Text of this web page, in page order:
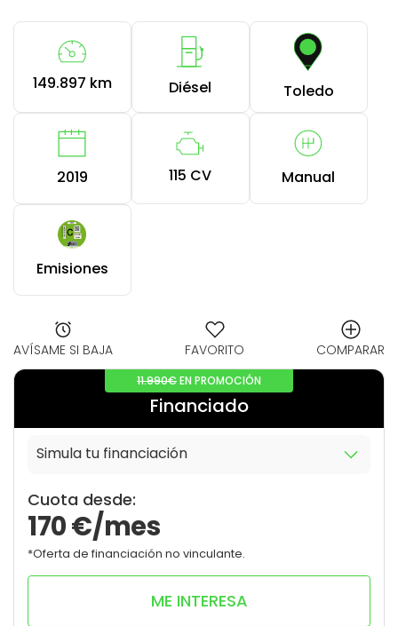
149.897 km Diésel Toledo
2019 115 CV Manual
Emisiones
AVÍSAME SI BAJA FAVORITO COMPARAR
11.990€EN PROMOCIÓN
Financiado
Simula tu financiación
Cuota desde:
170€/mes
*Oferta de financiación no vinculante.
ME INTERESA